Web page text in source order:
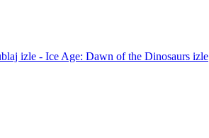
izle - Ice Age: Dawn of the Dinosaurs izle